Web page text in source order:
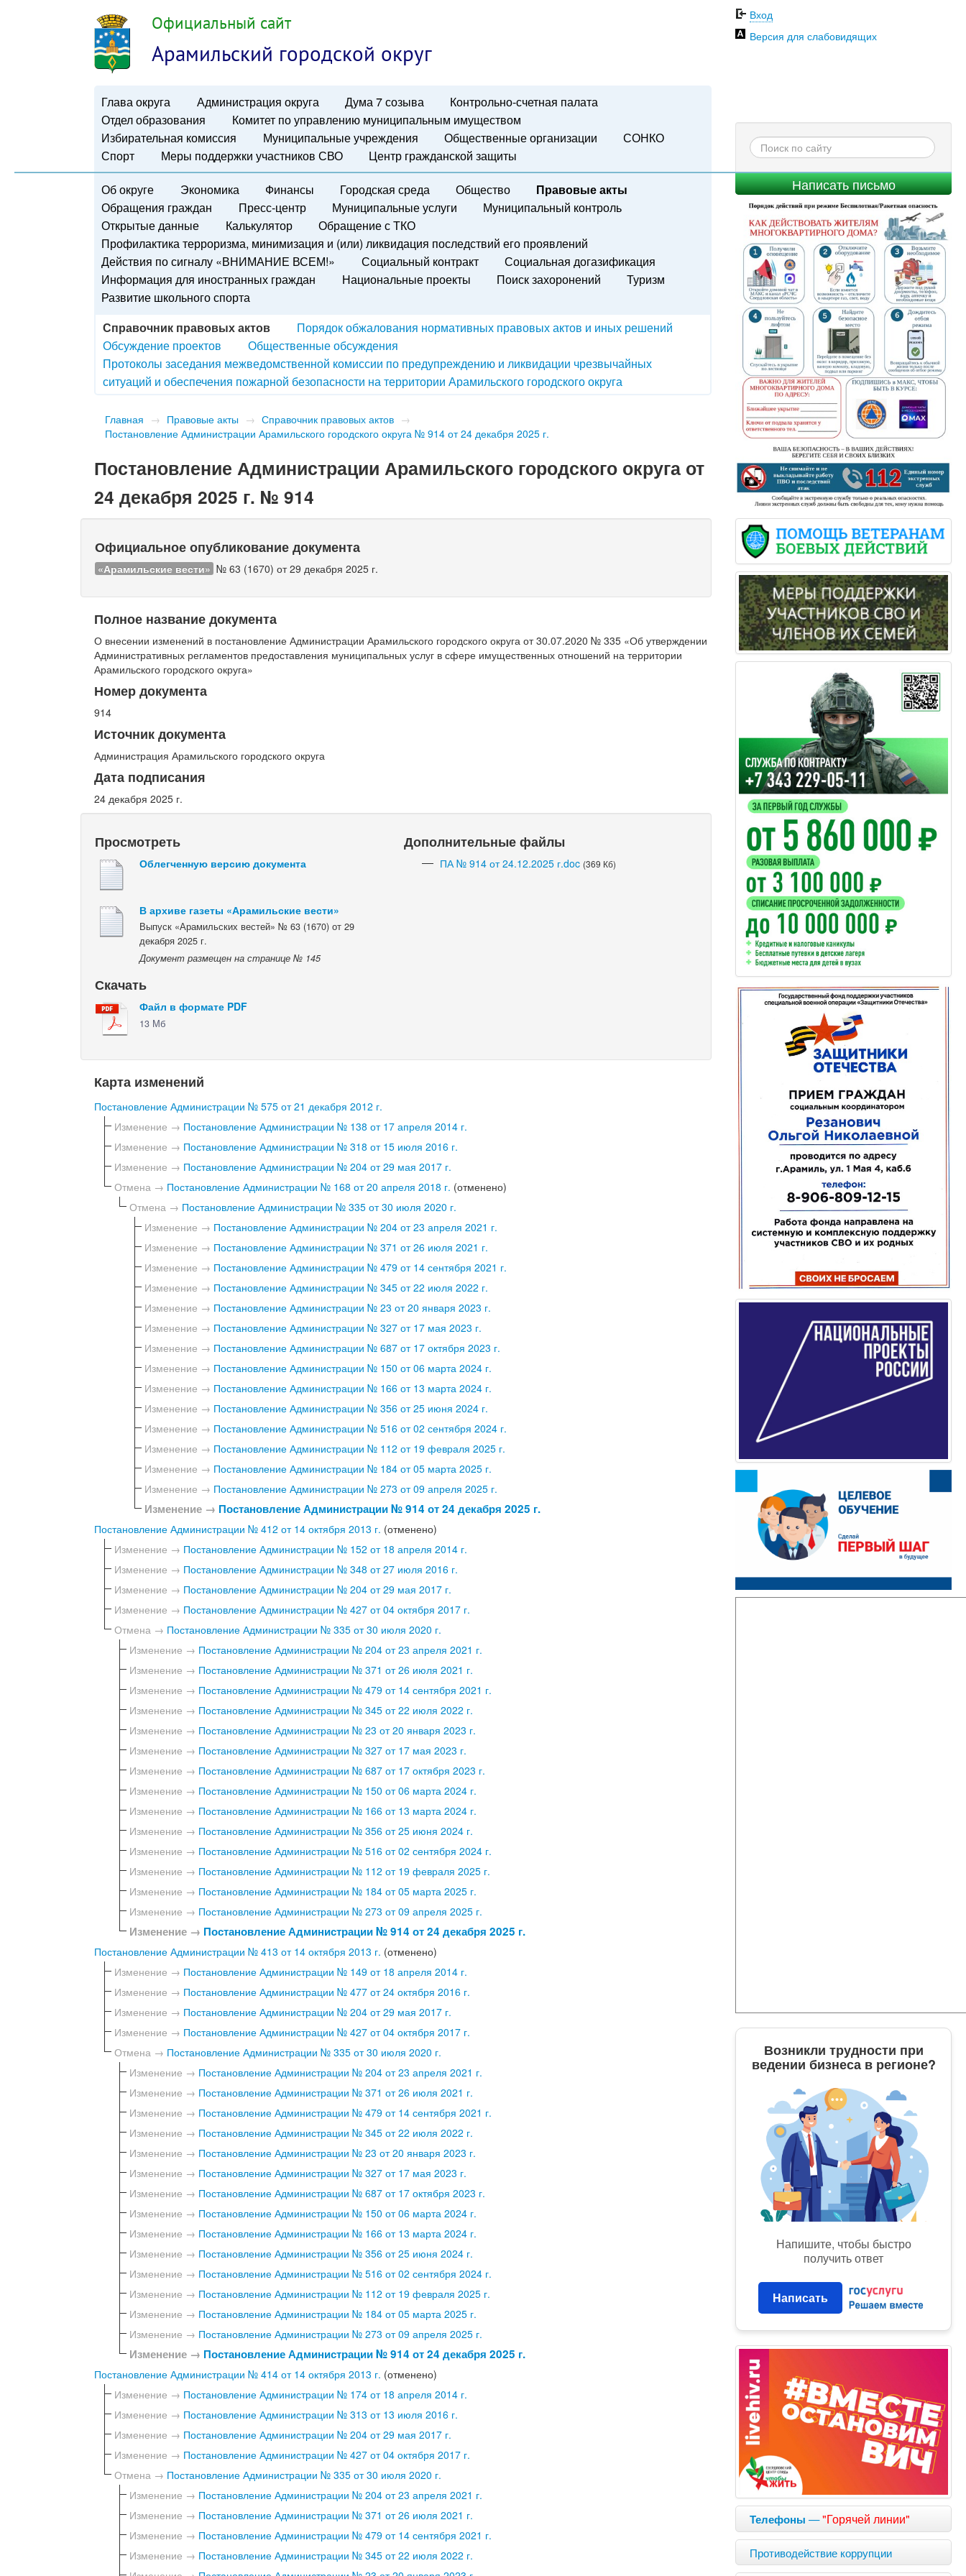
Официальный сайт
Арамильский городской округ
Глава округа Администрация округа Дума 7 созыва
Контрольно-счетная палата
Отдел образования
Комитет по управлению муниципальным имуществом
Избирательная комиссия
Муниципальные учреждения Общественные организации
СОНКО
Спорт
Меры поддержки участников СВО Центр гражданской защиты
Вход
Версия для слабовидящих
Написать письмо
Об округе Экономика Финансы Городская среда Общество
Правовые акты
Обращения граждан
Пресс-центр Муниципальные услуги
Муниципальный контроль
Открытые данные
Калькулятор
Обращение с ТКО
Профилактика терроризма, минимизация и (или) ликвидация последствий его проявлений
Действия по сигналу «ВНИМАНИЕ ВСЕМ!»
Социальный контракт
Социальная догазификация
Информация для иностранных граждан
Национальные проекты Поиск захоронений
Туризм
Развитие школьного спорта
Справочник правовых актов
Порядок обжалования нормативных правовых актов и иных решений
Обсуждение проектов
Общественные обсуждения
Протоколы заседания межведомственной комиссии по предупреждению и ликвидации чрезвычайных
ситуаций и обеспечения пожарной безопасности на территории Арамильского городского округа
Главная → Правовые акты → Справочник правовых актов →
Постановление Администрации Арамильского городского округа № 914 от 24 декабря 2025 г.
Постановление Администрации Арамильского городского округа от
24 декабря 2025 г. № 914
Официальное опубликование документа
«Арамильские вести» № 63 (1670) от 29 декабря 2025 г.
Полное название документа
О внесении изменений в постановление Администрации Арамильского городского округа от 30.07.2020 № 335 «Об утверждении
Административных регламентов предоставления муниципальных услуг в сфере имущественных отношений на территории
Арамильского городского округа»
Номер документа
914
Источник документа
Администрация Арамильского городского округа
Дата подписания
24 декабря 2025 г.
Просмотреть
Облегченную версию документа
В архиве газеты «Арамильские вести»
Выпуск «Арамильских вестей» № 63 (1670) от 29
декабря 2025 г.
Документ размещен на странице № 145
Скачать
Файл в формате PDF
13 Мб
Дополнительные файлы
ПА № 914 от 24.12.2025 г.doc (369 Кб)
Карта изменений
Постановление Администрации № 575 от 21 декабря 2012 г.
Изменение → Постановление Администрации № 138 от 17 апреля 2014 г.
Изменение → Постановление Администрации № 318 от 15 июля 2016 г.
Изменение → Постановление Администрации № 204 от 29 мая 2017 г.
Отмена → Постановление Администрации № 168 от 20 апреля 2018 г. (отменено)
Отмена → Постановление Администрации № 335 от 30 июля 2020 г.
Изменение → Постановление Администрации № 204 от 23 апреля 2021 г.
Изменение → Постановление Администрации № 371 от 26 июля 2021 г.
Изменение → Постановление Администрации № 479 от 14 сентября 2021 г.
Изменение → Постановление Администрации № 345 от 22 июля 2022 г.
Изменение → Постановление Администрации № 23 от 20 января 2023 г.
Изменение → Постановление Администрации № 327 от 17 мая 2023 г.
Изменение → Постановление Администрации № 687 от 17 октября 2023 г.
Изменение → Постановление Администрации № 150 от 06 марта 2024 г.
Изменение → Постановление Администрации № 166 от 13 марта 2024 г.
Изменение → Постановление Администрации № 356 от 25 июня 2024 г.
Изменение → Постановление Администрации № 516 от 02 сентября 2024 г.
Изменение → Постановление Администрации № 112 от 19 февраля 2025 г.
Изменение → Постановление Администрации № 184 от 05 марта 2025 г.
Изменение → Постановление Администрации № 273 от 09 апреля 2025 г.
Изменение → Постановление Администрации № 914 от 24 декабря 2025 г.
Постановление Администрации № 412 от 14 октября 2013 г. (отменено)
Изменение → Постановление Администрации № 152 от 18 апреля 2014 г.
Изменение → Постановление Администрации № 348 от 27 июля 2016 г.
Изменение → Постановление Администрации № 204 от 29 мая 2017 г.
Изменение → Постановление Администрации № 427 от 04 октября 2017 г.
Отмена → Постановление Администрации № 335 от 30 июля 2020 г.
Изменение → Постановление Администрации № 204 от 23 апреля 2021 г.
Изменение → Постановление Администрации № 371 от 26 июля 2021 г.
Изменение → Постановление Администрации № 479 от 14 сентября 2021 г.
Изменение → Постановление Администрации № 345 от 22 июля 2022 г.
Изменение → Постановление Администрации № 23 от 20 января 2023 г.
Изменение → Постановление Администрации № 327 от 17 мая 2023 г.
Изменение → Постановление Администрации № 687 от 17 октября 2023 г.
Изменение → Постановление Администрации № 150 от 06 марта 2024 г.
Изменение → Постановление Администрации № 166 от 13 марта 2024 г.
Изменение → Постановление Администрации № 356 от 25 июня 2024 г.
Изменение → Постановление Администрации № 516 от 02 сентября 2024 г.
Изменение → Постановление Администрации № 112 от 19 февраля 2025 г.
Изменение → Постановление Администрации № 184 от 05 марта 2025 г.
Изменение → Постановление Администрации № 273 от 09 апреля 2025 г.
Изменение → Постановление Администрации № 914 от 24 декабря 2025 г.
Постановление Администрации № 413 от 14 октября 2013 г. (отменено)
Изменение → Постановление Администрации № 149 от 18 апреля 2014 г.
Изменение → Постановление Администрации № 477 от 24 октября 2016 г.
Изменение → Постановление Администрации № 204 от 29 мая 2017 г.
Изменение → Постановление Администрации № 427 от 04 октября 2017 г.
Отмена → Постановление Администрации № 335 от 30 июля 2020 г.
Изменение → Постановление Администрации № 204 от 23 апреля 2021 г.
Изменение → Постановление Администрации № 371 от 26 июля 2021 г.
Изменение → Постановление Администрации № 479 от 14 сентября 2021 г.
Изменение → Постановление Администрации № 345 от 22 июля 2022 г.
Изменение → Постановление Администрации № 23 от 20 января 2023 г.
Изменение → Постановление Администрации № 327 от 17 мая 2023 г.
Изменение → Постановление Администрации № 687 от 17 октября 2023 г.
Изменение → Постановление Администрации № 150 от 06 марта 2024 г.
Изменение → Постановление Администрации № 166 от 13 марта 2024 г.
Изменение → Постановление Администрации № 356 от 25 июня 2024 г.
Изменение → Постановление Администрации № 516 от 02 сентября 2024 г.
Изменение → Постановление Администрации № 112 от 19 февраля 2025 г.
Изменение → Постановление Администрации № 184 от 05 марта 2025 г.
Изменение → Постановление Администрации № 273 от 09 апреля 2025 г.
Изменение → Постановление Администрации № 914 от 24 декабря 2025 г.
Постановление Администрации № 414 от 14 октября 2013 г. (отменено)
Изменение → Постановление Администрации № 174 от 18 апреля 2014 г.
Изменение → Постановление Администрации № 313 от 13 июля 2016 г.
Изменение → Постановление Администрации № 204 от 29 мая 2017 г.
Изменение → Постановление Администрации № 427 от 04 октября 2017 г.
Отмена → Постановление Администрации № 335 от 30 июля 2020 г.
Изменение → Постановление Администрации № 204 от 23 апреля 2021 г.
Изменение → Постановление Администрации № 371 от 26 июля 2021 г.
Изменение → Постановление Администрации № 479 от 14 сентября 2021 г.
Изменение → Постановление Администрации № 345 от 22 июля 2022 г.
Возникли трудности при
ведении бизнеса в регионе?
Напишите, чтобы быстро
получить ответ
Написать
Телефоны —"Горячей линии"
Противодействие коррупции